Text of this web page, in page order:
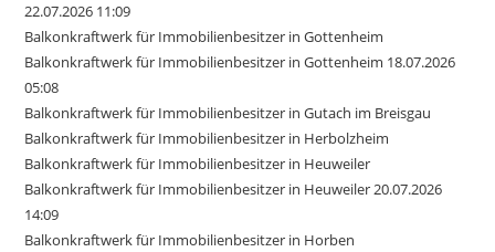
22.07.2026 11:09
Balkonkraftwerk für Immobilienbesitzer in Gottenheim
Balkonkraftwerk für Immobilienbesitzer in Gottenheim 18.07.2026
05:08
Balkonkraftwerk für Immobilienbesitzer in Gutach im Breisgau
Balkonkraftwerk für Immobilienbesitzer in Herbolzheim
Balkonkraftwerk für Immobilienbesitzer in Heuweiler
Balkonkraftwerk für Immobilienbesitzer in Heuweiler 20.07.2026
14:09
Balkonkraftwerk für Immobilienbesitzer in Horben